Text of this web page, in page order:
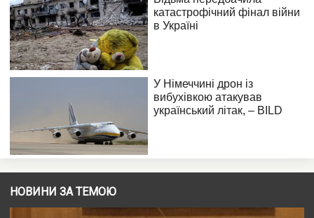
НОВИНИ ЗА ТЕМОЮ